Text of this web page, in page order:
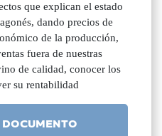
que explican el estado
dando precios de
de la producción,
fuera de nuestras
de calidad, conocer los
su rentabilidad